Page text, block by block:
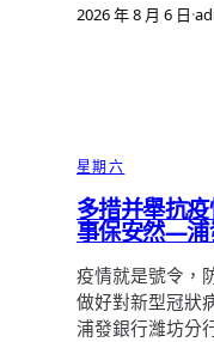
2026 年 8 月 6 日·
星期六
多措并舉抗
事保安然—浦
疫情就是號令，
做好對新型冠狀
浦發銀行濰坊分